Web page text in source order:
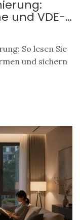
und VDE-
So lesen Sie
und sichern